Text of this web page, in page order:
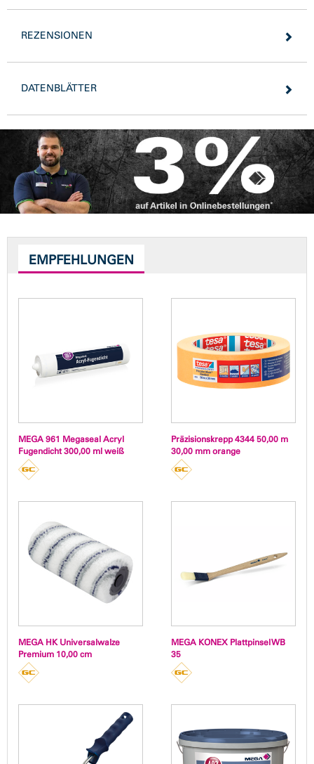
REZENSIONEN
DATENBLÄTTER
EMPFEHLUNGEN
MEGA 961 Megaseal Acryl
Fugendicht 300,00 ml weiß
Präzisionskrepp 4344 50,00 m
30,00 mm orange
MEGA HK Universalwalze
Premium 10,00 cm
MEGA KONEX Plattpinsel WB
35